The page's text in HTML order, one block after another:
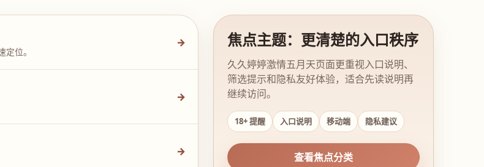
位。
→
→
→
焦点主题：更清楚的入口秩序
久久婷婷激情五月天页面更重视入口说明、
筛选提示和隐私友好体验，适合先读说明再
继续访问。
18+ 提醒 入口说明 移动端 隐私建议
查看焦点分类